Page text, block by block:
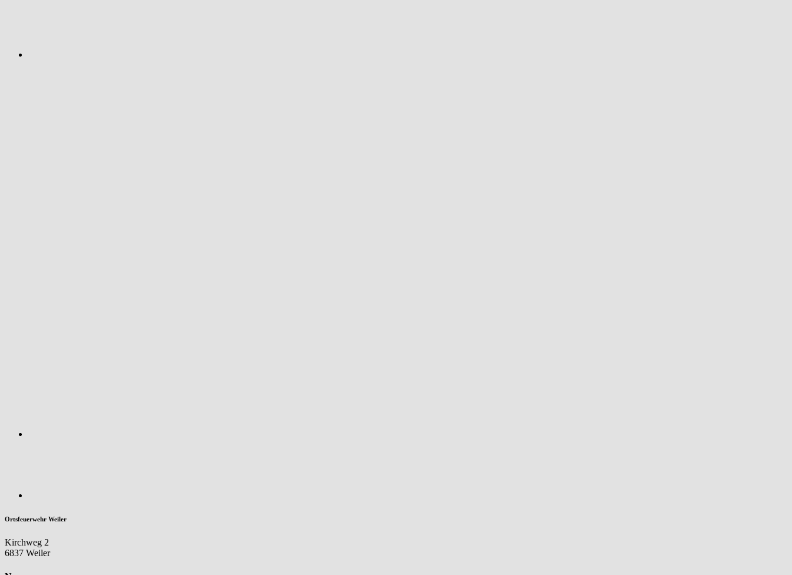
Ortsfeuerwehr Weiler
Kirchweg 2
6837 Weiler